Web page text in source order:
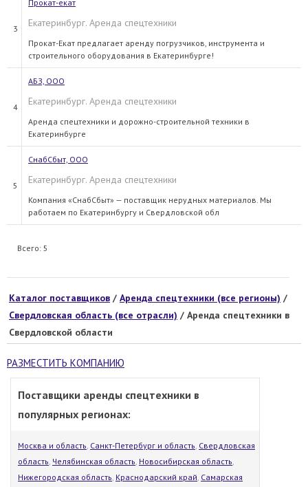
3
Прокат-екат
Екатеринбург. Аренда спецтехники
Прокат-Екат предлагает аренду погрузчиков, инструмента и
строительного оборудования в Екатеринбурге!
4
АБЗ, ООО
Екатеринбург. Аренда спецтехники
Аренда спецтехники и дорожно-строительной техники в
Екатеринбурге
5
СнабСбыт, ООО
Екатеринбург. Аренда спецтехники
Компания «СнабСбыт» — поставщик нерудных материалов. Мы
работаем по Екатеринбургу и Свердловской обл
Всего: 5
Каталог поставщиков / Аренда спецтехники (все регионы) /
Свердловская область (все отрасли) / Аренда спецтехники в
Свердловской области
РАЗМЕСТИТЬ КОМПАНИЮ
Поставщики аренды спецтехники в
популярных регионах:
Москва и область, Санкт-Петербург и область, Свердловская
область, Челябинская область, Новосибирская область,
Нижегородская область, Краснодарский край, Самарская